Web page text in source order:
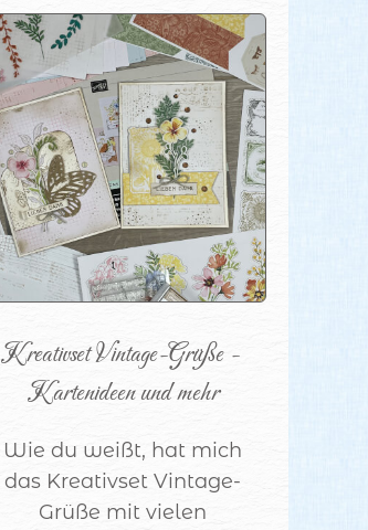
Kreativset Vintage-Grüße -
Kartenideen und mehr
Wie du weißt, hat mich
das Kreativset Vintage-
Grüße mit vielen